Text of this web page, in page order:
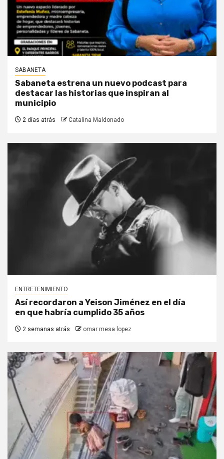
SABANETA
Sabaneta estrena un nuevo podcast para
destacar las historias que inspiran al
municipio
2 días atrás Catalina Maldonado
ENTRETENIMIENTO
Así recordaron a Yeison Jiménez en el día
en que habría cumplido 35 años
2 semanas atrás omar mesa lopez